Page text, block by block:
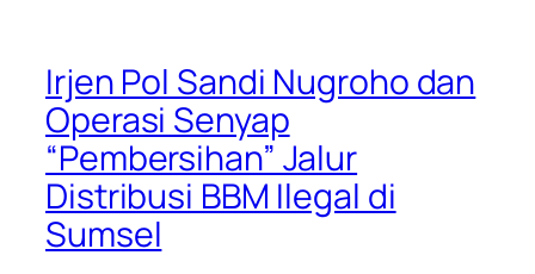
Irjen Pol Sandi Nugroho dan
Operasi Senyap
“Pembersihan” Jalur
Distribusi BBM Ilegal di
Sumsel